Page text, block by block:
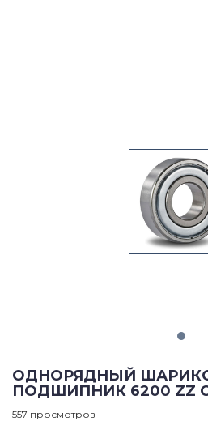
ОДНОРЯДНЫЙ
ПОДШИПНИК 6200 ZZ
557 просмотров